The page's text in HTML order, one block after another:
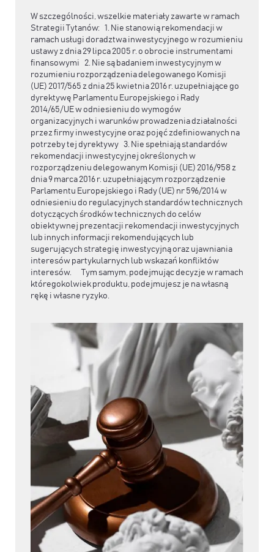
W szczególności, wszelkie materiały zawarte w ramach
Strategii Tytanów: 1. Nie stanowią rekomendacji w
ramach usługi doradztwa inwestycyjnego w rozumieniu
ustawy z dnia 29 lipca 2005 r. o obrocie instrumentami
finansowymi 2. Nie są badaniem inwestycyjnym w
rozumieniu rozporządzenia delegowanego Komisji
(UE) 2017/565 z dnia 25 kwietnia 2016 r. uzupełniające go
dyrektywę Parlamentu Europejskiego i Rady
2014/65/UE w odniesieniu do wymogów
organizacyjnych i warunków prowadzenia działalności
przez firmy inwestycyjne oraz pojęć zdefiniowanych na
potrzeby tej dyrektywy 3. Nie spełniają standardów
rekomendacji inwestycyjnej określonych w
rozporządzeniu delegowanym Komisji (UE) 2016/958 z
dnia 9 marca 2016 r. uzupełniającym rozporządzenie
Parlamentu Europejskiego i Rady (UE) nr 596/2014 w
odniesieniu do regulacyjnych standardów technicznych
dotyczących środków technicznych do celów
obiektywnej prezentacji rekomendacji inwestycyjnych
lub innych informacji rekomendujących lub
sugerujących strategię inwestycyjną oraz ujawniania
interesów partykularnych lub wskazań konfliktów
interesów. Tym samym, podejmując decyzje w ramach
któregokolwiek produktu, podejmujesz je na własną
rękę i własne ryzyko.